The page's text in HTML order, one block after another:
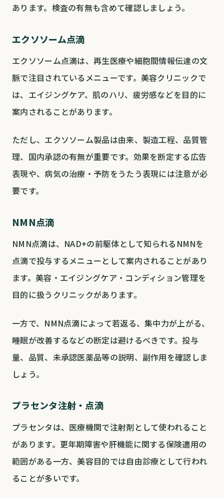
あります。検査の有無も含めて確認しましょう。
エクソソーム点滴
エクソソーム点滴は、再生医療や細胞間情報伝達の文
脈で注目されているメニューです。美容クリニックで
は、エイジングケア、肌のハリ、疲労感などを目的に
案内されることがあります。
ただし、エクソソーム製品は由来、製造工程、品質管
理、国内承認の有無が重要です。効果を断定する広告
表現や、病気の治療・予防をうたう表現には注意が必
要です。
NMN点滴
NMN点滴は、NAD+の前駆体として知られるNMNを
点滴で投与するメニューとして案内されることがあり
ます。美容・エイジングケア・コンディション管理を
目的に扱うクリニックがあります。
一方で、NMN点滴によって若返る、集中力が上がる、
睡眠が改善するなどの断定は避けるべきです。投与
量、品質、未承認医薬品等の説明、副作用を確認しま
しょう。
プラセンタ注射・点滴
プラセンタは、医療機関で注射剤として使われること
があります。更年期障害や肝機能に関する保険適用の
範囲がある一方、美容目的では自由診療として行われ
ることが多いです。